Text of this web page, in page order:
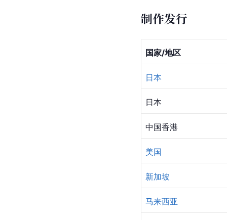
制作发行
国家/地区
日本
日本
中国香港
美国
新加坡
马来西亚